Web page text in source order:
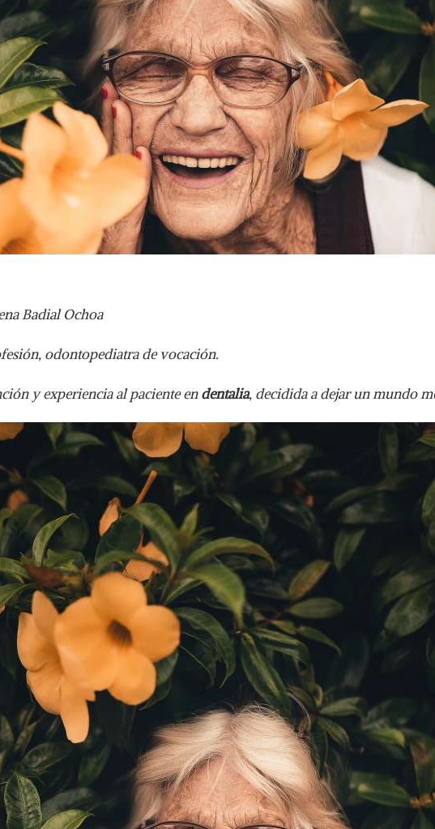
Badial Ochoa
odontopediatra de vocación.
y experiencia al paciente endentalia, decidida a dejar un mundo